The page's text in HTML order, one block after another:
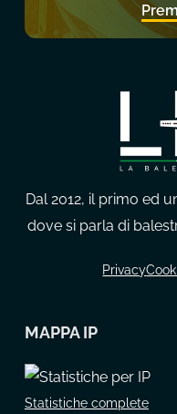
Dal 2012, il primo ed
dove si parla di
Privacy
MAPPA IP
Statistiche complete